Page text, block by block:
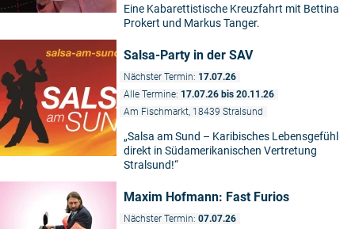
Eine Kabarettistische Kreuzfahrt mit Bettina
Prokert und Markus Tanger.
Salsa-Party in der SAV
Nächster Termin: 17.07.26
Alle Termine: 17.07.26 bis 20.11.26
Am Fischmarkt, 18439 Stralsund
„Salsa am Sund – Karibisches Lebensgefühl
direkt in Südamerikanischen Vertretung
Stralsund!“
Maxim Hofmann: Fast Furios
Nächster Termin: 07.07.26